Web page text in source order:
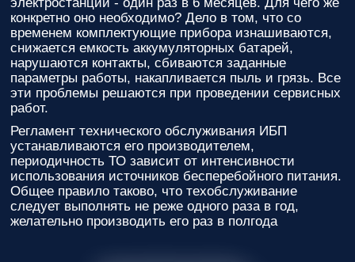
конкретно оно необходимо? Дело в том, что со
временем комплектующие прибора изнашиваются,
снижается емкость аккумуляторных батарей,
нарушаются контакты, сбиваются заданные
параметры работы, накапливается пыль и грязь. Все
эти проблемы решаются при проведении сервисных
работ.
Регламент технического обслуживания ИБП
устанавливаются его производителем,
периодичность ТО зависит от интенсивности
использования источников бесперебойного питания.
Общее правило таково, что техобслуживание
следует выполнять не реже одного раза в год,
желательно производить его раз в полгода
7%!
Подробный
расчет
стоимости
монтажных
материалов!
Контакты
вашего
персонального
менеджера,
который